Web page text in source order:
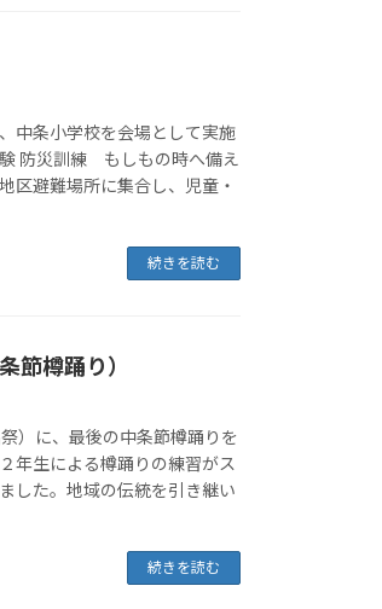
中条小学校を会場として実施
防災訓練 もしもの時へ備え
区避難場所に集合し、児童・
続きを読む
節樽踊り）
）に、最後の中条節樽踊りを
年生による樽踊りの練習がス
した。地域の伝統を引き継い
続きを読む